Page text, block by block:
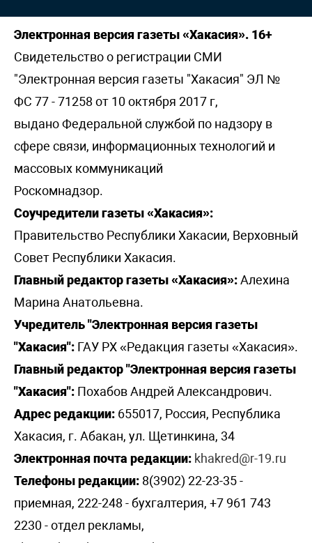
Электронная версия газеты «Хакасия». 16+
Свидетельство о регистрации СМИ
"Электронная версия газеты "Хакасия" ЭЛ №
ФС 77 - 71258 от 10 октября 2017 г,
выдано Федеральной службой по надзору в
сфере связи, информационных технологий и
массовых коммуникаций
Роскомнадзор.
Соучредители газеты «Хакасия»:
Правительство Республики Хакасии, Верховный
Совет Республики Хакасия.
Главный редактор газеты «Хакасия»:Алехина
Марина Анатольевна.
Учредитель "Электронная версия газеты
"Хакасия": ГАУ РХ «Редакция газеты «Хакасия».
Главный редактор "Электронная версия газеты
"Хакасия": Похабов Андрей Александрович.
Адрес редакции: 655017, Россия, Республика
Хакасия, г. Абакан, ул. Щетинкина, 34
Электронная почта редакции: khakred@r-19.ru
Телефоны редакции: 8(3902) 22-23-35 -
приемная, 222-248 - бухгалтерия, +7 961 743
2230 - отдел рекламы,